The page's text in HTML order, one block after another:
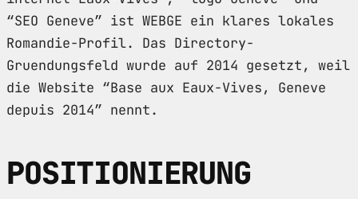
“SEO Geneve” ist WEBGE ein klares lokales
Romandie-Profil. Das Directory-
Gruendungsfeld wurde auf 2014 gesetzt, weil
die Website “Base aux Eaux-Vives, Geneve
depuis 2014” nennt.
POSITIONIERUNG